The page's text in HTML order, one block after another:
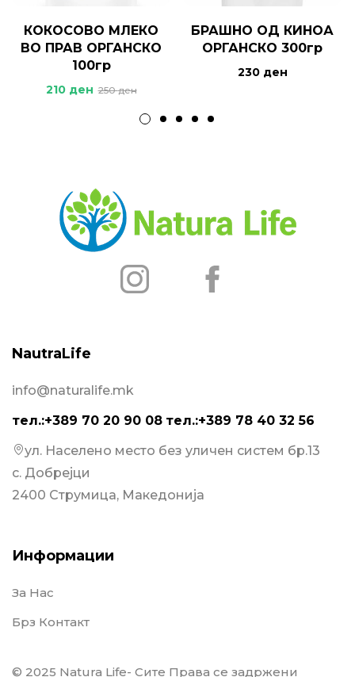
КОКОСОВО МЛЕКО
ВО ПРАВ ОРГАНСКО
100гр
210 ден 250ден
БРАШНО ОД КИНОА
ОРГАНСКО 300гр
230 ден
NautraLife
info@naturalife.mk
тел.:+389 70 20 90 08 тел.:+389 78 40 32 56
ул. Населено место без уличен систем бр.13
с. Добрејци
2400 Струмица, Македонија
Информации
За Нас
Брз Контакт
© 2025 Natura Life- Сите Права се задржени